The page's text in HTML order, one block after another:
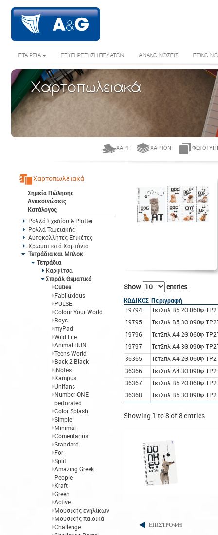
ΕΤΑΙΡΕΙΑ ΕΞΥΠΗΡΕΤΗΣΗ ΠΕΛΑΤΩΝ ΑΝΑΚΟΙΝΩΣΕΙΣ
Χαρτοπωλειακά
ΧΑΡΤΊ ΧΑΡΤΌΝΙ
Χαρτοπωλειακά
Σημεία Πώλησης
Ανακοινώσεις
Κατάλογος
Ρολλά Σχεδίου & Plotter
Ρολλά Ταμειακής
Αυτοκόλλητες Ετικέτες
Χρωματιστά Χαρτόνια
Τετράδια και Μπλοκ
Τετράδια
Καρφίτσα
Σπιράλ Θεματικά
Cuties
Fabiluxious
PULSE
Colour Your World
Boys
myPad
Wild Life
Animal RUN
Teens World
Back 2 Black
iNotes
Kampus
Unifans
Number ONE
perforated
Color Splash
Simple
Minimal
Comentarius
Standard
For
Split
Amazing Greek
People
Kraft
Green
Active
Μουσικής ενηλίκων
Μουσικής παιδικά
Challenge
Show entries
ΚΩΔΙΚΟΣ Περιγραφή
19794
ΤετΣπλ B5 2Θ 060φ
19795
ΤετΣπλ B5 3Θ 090φ
19796
ΤετΣπλ A4 2Θ 060φ
19797
ΤετΣπλ A4 3Θ 090φ
36365
ΤετΣπλ A4 2Θ 060φ
36366
ΤετΣπλ A4 3Θ 090φ
36367
ΤετΣπλ B5 2Θ 060φ
36368
ΤετΣπλ B5 3Θ 090φ
Showing 1 to 8 of 8 entries
ΕΠΙΣΤΡΟΦΗ